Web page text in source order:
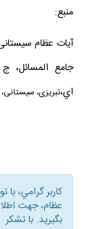
منبع:
اي،تبريزى،
كاربر گرامي،
عظام، جهت
بگيريد. با تشكر